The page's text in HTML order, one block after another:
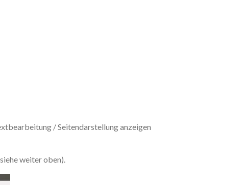
/ Seitendarstellung anzeigen
weiter oben).